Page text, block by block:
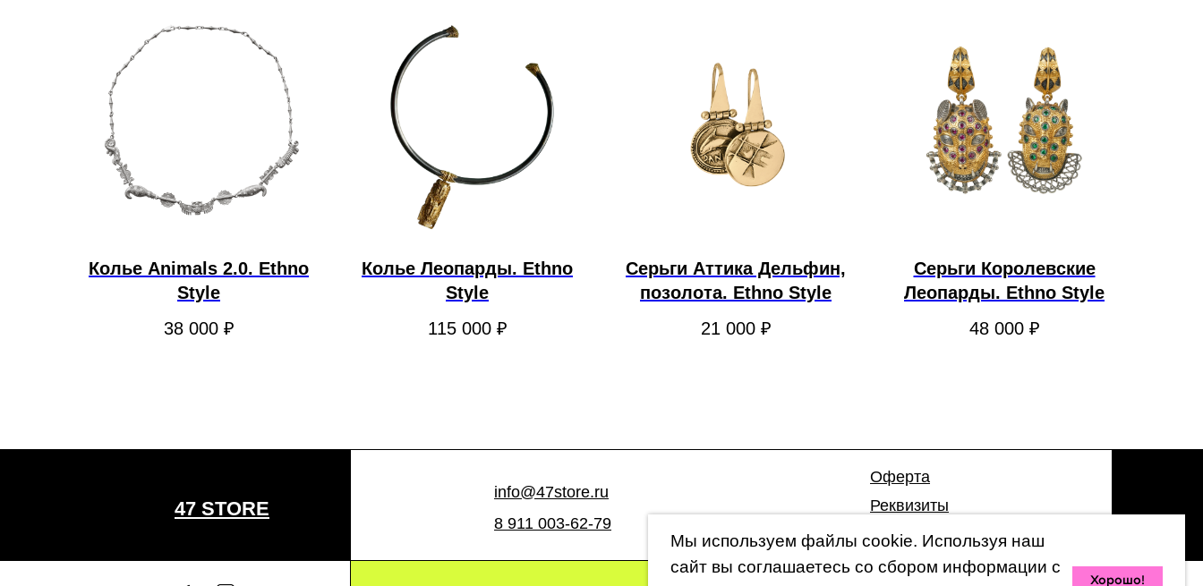
Мы используем файлы cookie. Используя наш
сайт вы соглашаетесь со сбором информации с
Хорошо!
Колье Animals 2.0. Ethno
Style
38 000 ₽
Колье Леопарды. Ethno
Style
115 000 ₽
Серьги Аттика Дельфин,
позолота. Ethno Style
21 000 ₽
Серьги Королевские
Леопарды. Ethno Style
48 000 ₽
info@47store.ru
Оферта
Реквизиты
Гарантия
47 STORE
8 911 003-62-79